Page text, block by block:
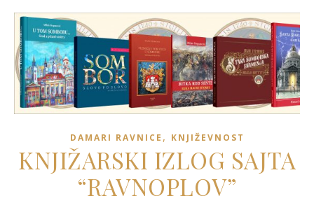
DAMARI RAVNICE , KNJIŽEVNOST
KNJIŽARSKI IZLOG SAJTA
“RAVNOPLOV”